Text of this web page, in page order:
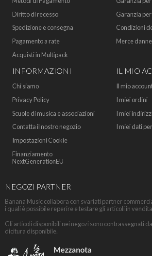
Diritto di recesso
Spedizione e consegna
Pagamento a rate
Acquisti in Multipack
Garanzia
Condizioni
Merce
INFORMAZIONI
Chi siamo
Privacy Policy
Scuole di musica e associazioni
Contatta il nostro negozio
Impostazioni Cookie
Finanziamento
NextGenerationEU
IL MIO
Il mio
I miei ordini
I miei
I miei dati
NEGOZI PARTNER
Banana Music collabora con svariati partner
i quali è possibile reperire e testare gli articoli in
Gli articoli disponibili nei negozi sono contrassegnati
dicitura disponibile.